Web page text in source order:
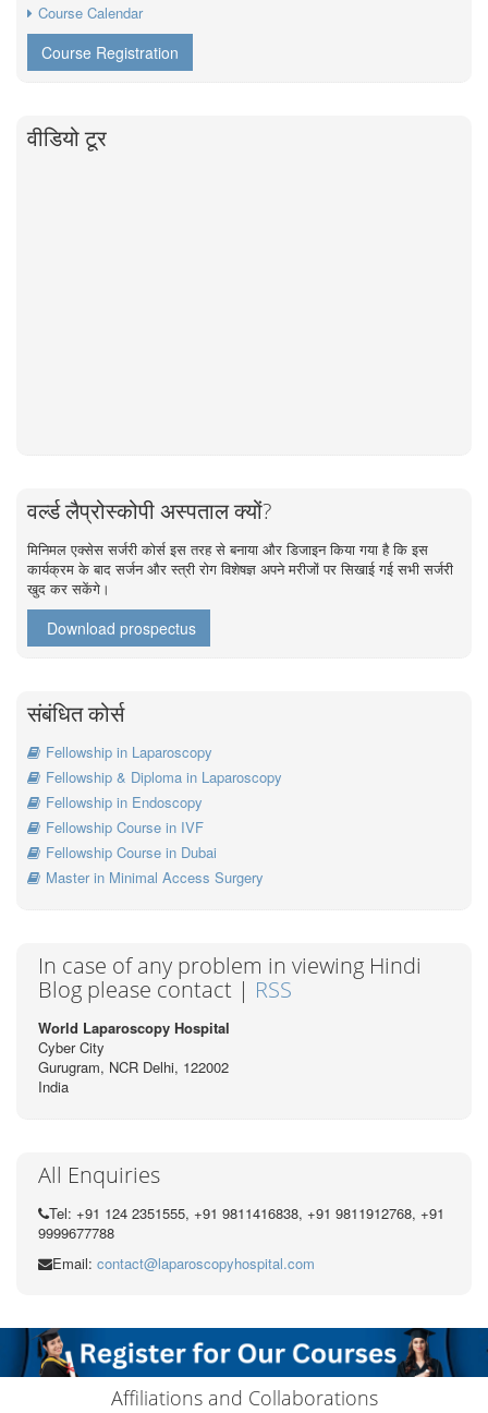
Course Calendar
Course Registration
वीडियो टूर
वर्ल्ड लैप्रोस्कोपी अस्पताल क्यों?
मिनिमल एक्सेस सर्जरी कोर्स इस तरह से बनाया और डिजाइन किया गया है कि इस
कार्यक्रम के बाद सर्जन और स्त्री रोग विशेषज्ञ अपने मरीजों पर सिखाई गई सभी सर्जरी
खुद कर सकेंगे।
Download prospectus
संबंधित कोर्स
Fellowship in Laparoscopy
Fellowship & Diploma in Laparoscopy
Fellowship in Endoscopy
Fellowship Course in IVF
Fellowship Course in Dubai
Master in Minimal Access Surgery
In case of any problem in viewing Hindi
Blog please contact | RSS
World Laparoscopy Hospital
Cyber City
Gurugram, NCR Delhi, 122002
India
All Enquiries
Tel: +91 124 2351555, +91 9811416838, +91 9811912768, +91
9999677788
Email: contact@laparoscopyhospital.com
Affiliations and Collaborations